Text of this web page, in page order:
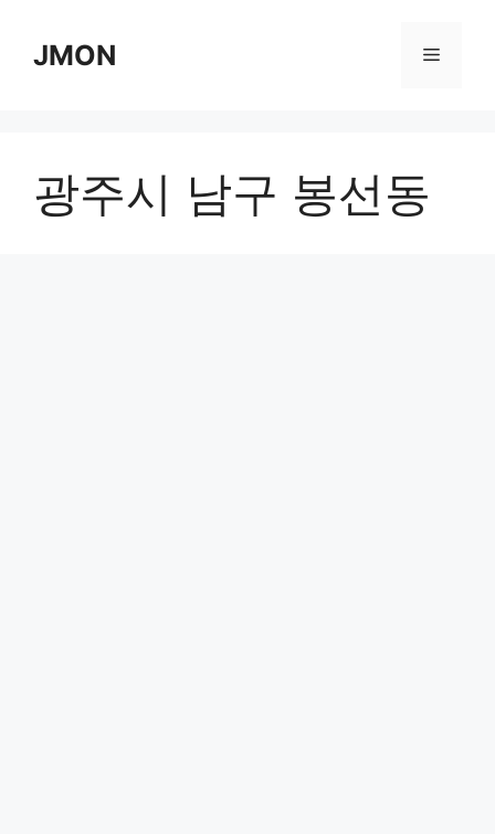
contentJMON Menu
광주시 남구 봉선동